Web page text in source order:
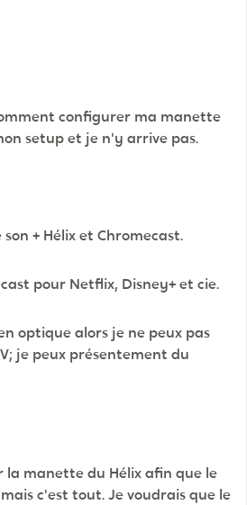
configurer ma manette
setup et je n'y arrive pas.
+ Hélix et Chromecast.
pour Netflix, Disney+ et cie.
optique alors je ne peux pas
je peux présentement du
manette du Hélix afin que le
c'est tout. Je voudrais que le